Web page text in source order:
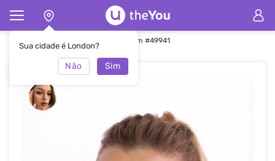
Sua cidade é London?
Não Sim
Principal Maquiagem Maquiagem #49941